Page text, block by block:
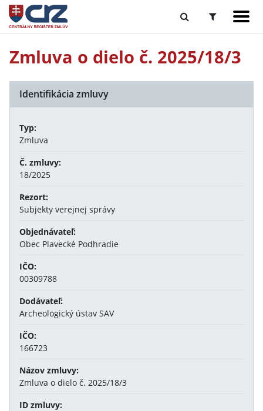
Zmluva o dielo č. 2025/18/3
Identifikácia zmluvy
Typ:
Zmluva
Č. zmluvy:
18/2025
Rezort:
Subjekty verejnej správy
Objednávateľ:
Obec Plavecké Podhradie
IČO:
00309788
Dodávateľ:
Archeologický ústav SAV
IČO:
166723
Názov zmluvy:
Zmluva o dielo č. 2025/18/3
ID zmluvy: